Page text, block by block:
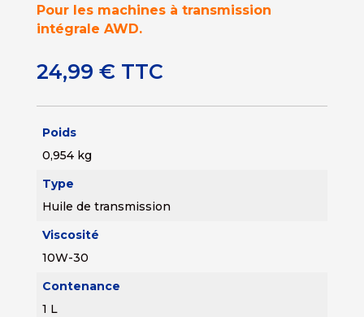
Pour les machines à transmission
intégrale AWD.
24,99 € TTC
Poids
0,954 kg
Type
Huile de transmission
Viscosité
10W-30
Contenance
1 L